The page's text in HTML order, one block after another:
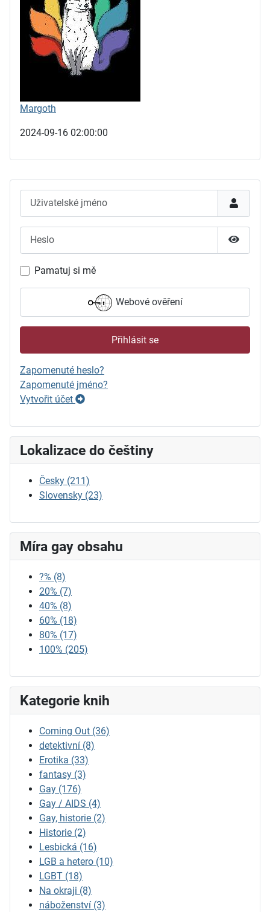
Pamatuj si mě
Webové ověření
Přihlásit se
Zapomenuté heslo?
Zapomenuté jméno?
Vytvořit účet
Lokalizace do češtiny
Česky (211)
Slovensky (23)
Míra gay obsahu
?% (8)
20% (7)
40% (8)
60% (18)
80% (17)
100% (205)
Kategorie knih
Coming Out (36)
detektivní (8)
Erotika (33)
fantasy (3)
Gay (176)
Gay / AIDS (4)
Gay, historie (2)
Historie (2)
Lesbická (16)
LGB a hetero (10)
LGBT (18)
Na okraji (8)
náboženství (3)
Margoth
2024-09-16 02:00:00